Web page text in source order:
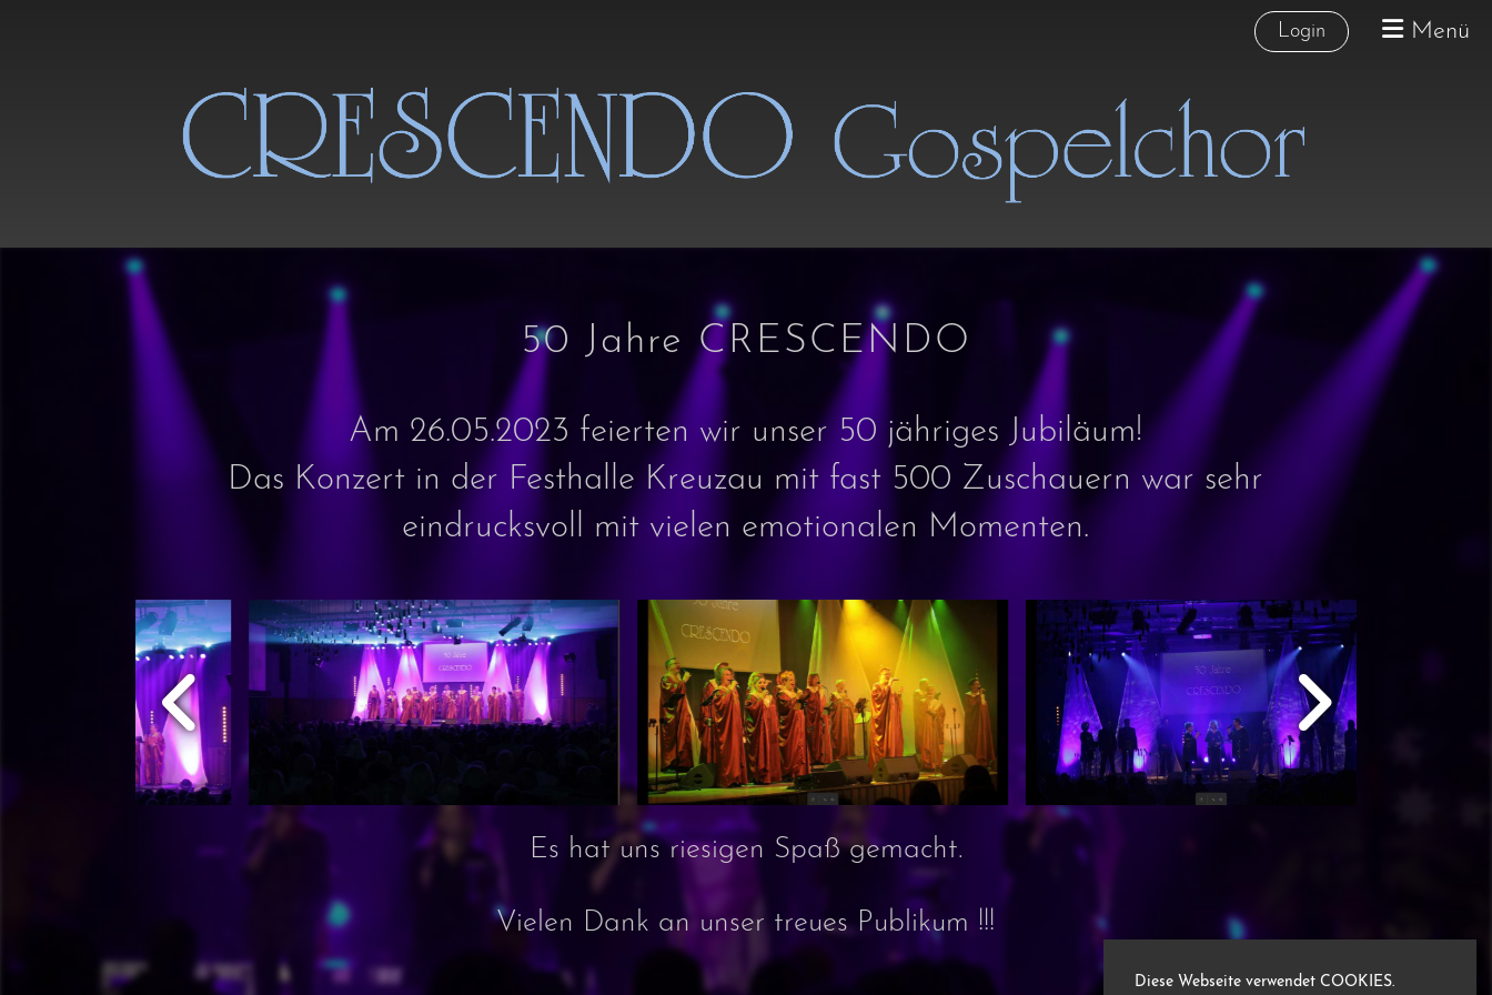
Diese Webseite verwendet COOKIES.
Login Menü
50 Jahre CRESCENDO
Am 26.05.2023 feierten wir unser 50 jähriges Jubiläum!
Das Konzert in der Festhalle Kreuzau mit fast 500 Zuschauern war sehr
eindrucksvoll mit vielen emotionalen Momenten.
Es hat uns riesigen Spaß gemacht.
Vielen Dank an unser treues Publikum !!!